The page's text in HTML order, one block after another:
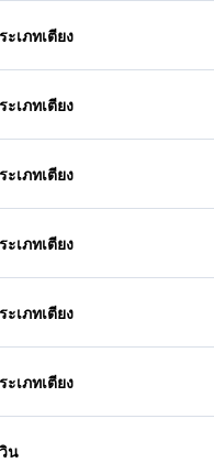
เภทเตียง
เภทเตียง
เภทเตียง
เภทเตียง
เภทเตียง
เภทเตียง
น